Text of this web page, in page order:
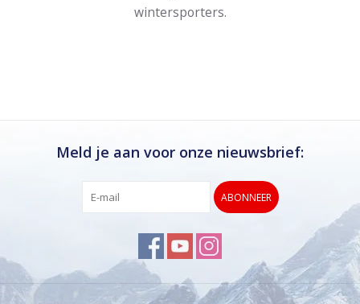
wintersporters.
Meld je aan voor onze nieuwsbrief:
ABONNEER